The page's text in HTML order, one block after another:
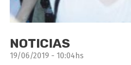
NOTICIAS
19/06/2019 - 10:04hs